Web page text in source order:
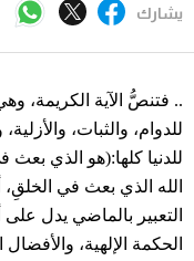
يشارك
.. فتنصُّ الآية الكريمة،
للدوام، والثبات،
للدنيا كلها:(هو الذي بعث
الله الذي بعث في الخلقِ،
التعبير بالماضي يدل
الحكمة الإلهية،